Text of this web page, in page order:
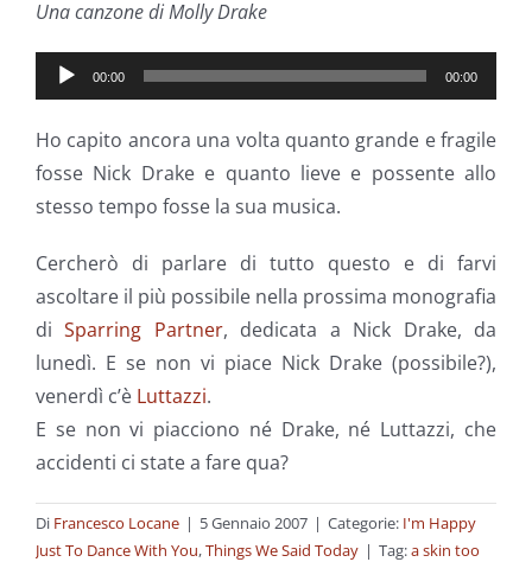
Una canzone di Molly Drake
Audio
Player
00:00 00:00
Ho capito ancora una volta quanto grande e fragile
fosse Nick Drake e quanto lieve e possente allo
stesso tempo fosse la sua musica.
Cercherò di parlare di tutto questo e di farvi
ascoltare il più possibile nella prossima monografia
diSparring Partner, dedicata a Nick Drake, da
lunedì. E se non vi piace Nick Drake (possibile?),
venerdì c’è Luttazzi.
E se non vi piacciono né Drake, né Luttazzi, che
accidenti ci state a fare qua?
Di Francesco Locane | 5 Gennaio 2007 | Categorie: I'm Happy
Just To Dance With You,Things We Said Today | Tag:a skin too